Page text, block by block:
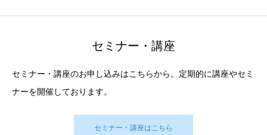
セミナー・講座
セミナー・講座のお申し込みはこちらから。定期的に講座やセミ
ナーを開催しております。
セミナー・講座はこちら